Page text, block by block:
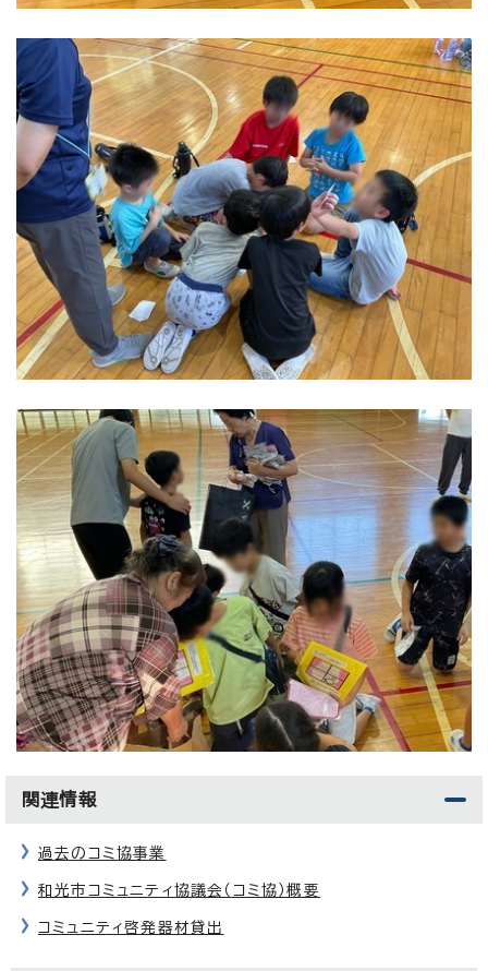
関連情報
過去のコミ協事業
和光市コミュニティ協議会（コミ協）概要
コミュニティ啓発器材貸出